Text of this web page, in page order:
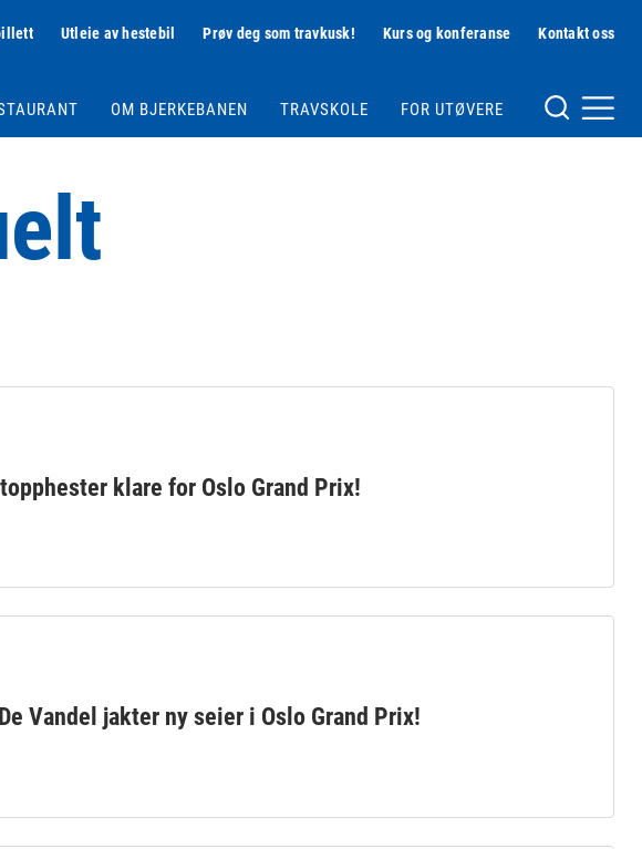
Utleie av hestebil Prøv deg som travkusk! Kurs og konferanse Kontakt oss
OM BJERKEBANEN TRAVSKOLE FOR UTØVERE
klare for Oslo Grand Prix!
Vandel jakter ny seier i Oslo Grand Prix!